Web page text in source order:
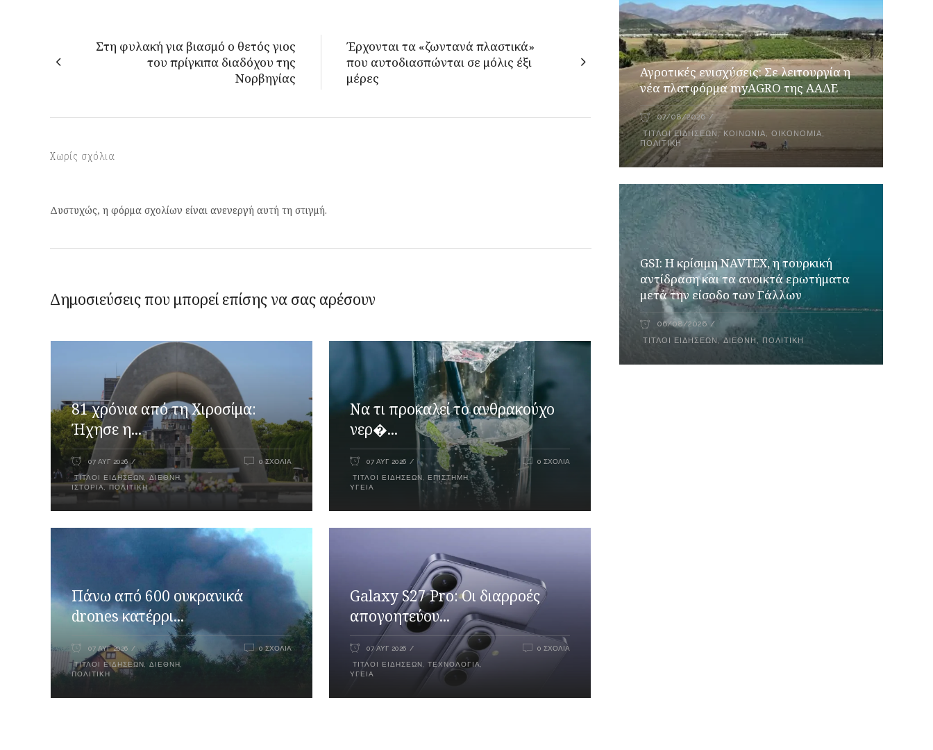
Στη φυλακή για βιασμό ο θετός γιος
του πρίγκιπα διαδόχου της
Νορβηγίας
Έρχονται τα «ζωντανά πλαστικά»
που αυτοδιασπώνται σε μόλις έξι
μέρες
Χωρίς σχόλια
Δυστυχώς, η φόρμα σχολίων είναι ανενεργή αυτή τη στιγμή.
Δημοσιεύσεις που μπορεί επίσης να σας αρέσουν
81 χρόνια από τη Χιροσίμα:
Ήχησε η...
07 ΑΥΓ 2026
ΤΊΤΛΟΙ ΕΙΔΉΣΕΩΝ ΔΙΕΘΝΉ
ΙΣΤΟΡΊΑ,ΠΟΛΙΤΙΚΉ
0 ΣΧΌΛΙΑ
Να τι προκαλεί το ανθρακούχο
νερ�...
07 ΑΥΓ 2026
ΤΊΤΛΟΙ ΕΙΔΉΣΕΩΝ ΕΠΙΣΤΉΜΗ ,
ΥΓΕΊΑ
0 ΣΧΌΛΙΑ
Πάνω από 600 ουκρανικά
drones κατέρρι...
07 ΑΥΓ 2026
ΤΊΤΛΟΙ ΕΙΔΉΣΕΩΝ ΔΙΕΘΝΉ
ΠΟΛΙΤΙΚΉ
0 ΣΧΌΛΙΑ
Galaxy S27 Pro: Οι διαρροές
απογοητεύου...
07 ΑΥΓ 2026
ΤΊΤΛΟΙ ΕΙΔΉΣΕΩΝ ΤΕΧΝΟΛΟΓΊΑ
ΥΓΕΊΑ
0 ΣΧΌΛΙΑ
Αγροτικές ενισχύσεις: Σε λειτουργία η
νέα πλατφόρμα myAGRO της ΑΑΔΕ
07/08/2026
ΤΊΤΛΟΙ ΕΙΔΉΣΕΩΝ , ΚΟΙΝΩΝΊΑ,ΟΙΚΟΝΟΜΊΑ,
ΠΟΛΙΤΙΚΉ
GSI: Η κρίσιμη NAVTEX, η τουρκική
αντίδραση και τα ανοικτά ερωτήματα
μετά την είσοδο των Γάλλων
06/08/2026
ΤΊΤΛΟΙ ΕΙΔΉΣΕΩΝ,ΔΙΕΘΝΉ , ΠΟΛΙΤΙΚΉ